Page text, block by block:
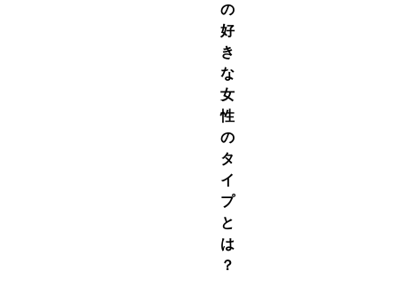
の
好
き
な
女
性
の
タ
イ
プ
と
は
？